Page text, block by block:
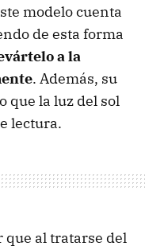
modelo cuenta
de esta forma
a la
. Además, su
que la luz del sol
lectura.
que al tratarse del